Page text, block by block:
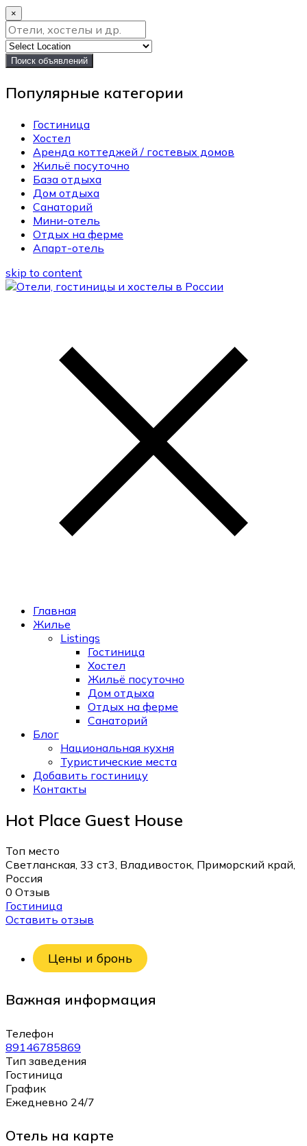
×
Поиск объявлений
Популярные категории
Гостиница
Хостел
Аренда коттеджей / гостевых домов
Жильё посуточно
База отдыха
Дом отдыха
Санаторий
Мини-отель
Отдых на ферме
Апарт-отель
skip to content
Главная
Жилье
Listings
Гостиница
Хостел
Жильё посуточно
Дом отдыха
Отдых на ферме
Санаторий
Блог
Национальная кухня
Туристические места
Добавить гостиницу
Контакты
Hot Place Guest House
Топ место
Светланская, 33 ст3, Владивосток, Приморский край,
Россия
0 Отзыв
Гостиница
Оставить отзыв
Цены и бронь
Важная информация
Телефон
89146785869
Тип заведения
Гостиница
График
Ежедневно 24/7
Отель на карте